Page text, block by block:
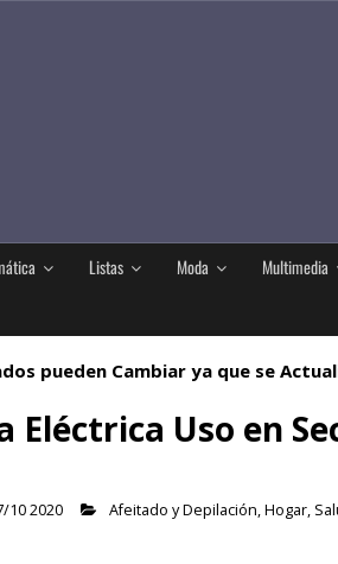
Listas Moda
Multimedia
pueden Cambiar ya que se
Uso en
10 2020 Afeitado y Depilación,Hogar,